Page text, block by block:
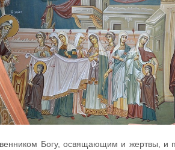
Богу, освящающим и жертвы, и